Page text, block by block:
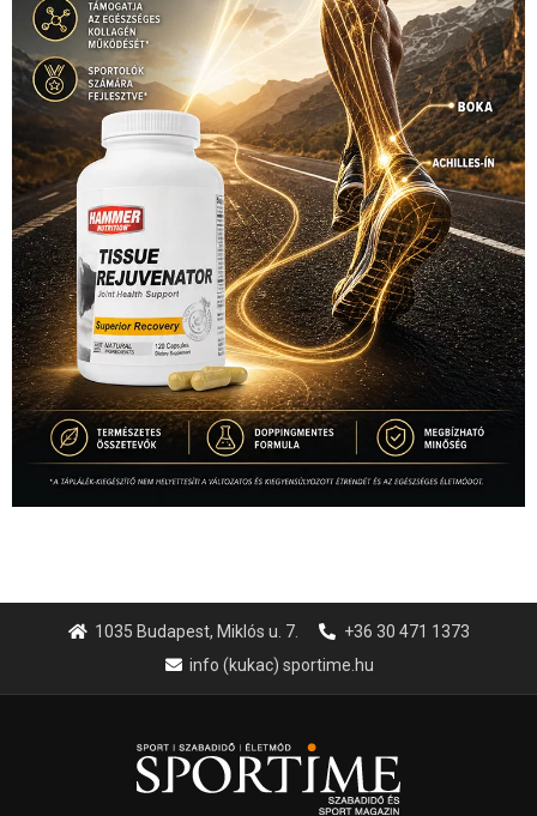
1035 Budapest, Miklós u. 7.
+36 30 471 1373
info (kukac) sportime.hu